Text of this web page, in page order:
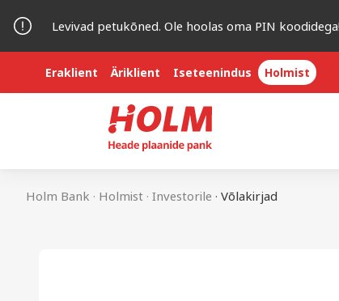
Levivad petukõned. Ole hoolas oma PIN
Eraklient Äriklient Iseteenindus Holmist
Holm Bank . Holmist . Investorile . Võlakirjad